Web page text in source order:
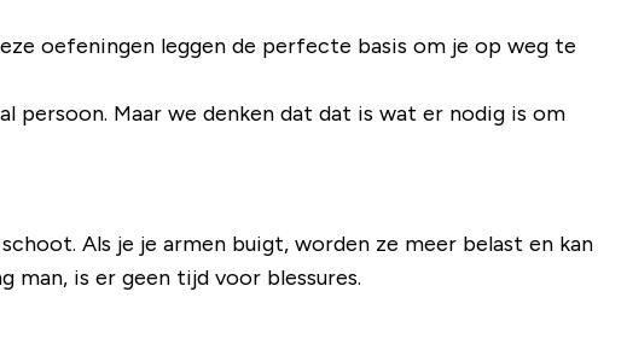
oefeningen leggen de perfecte basis om je op weg te
persoon. Maar we denken dat dat is wat er nodig is om
Als je je armen buigt, worden ze meer belast en kan
is er geen tijd voor blessures.